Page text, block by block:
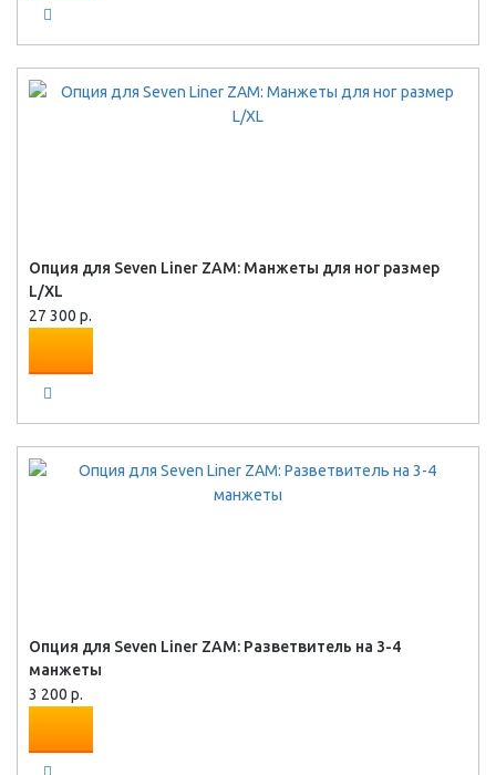
Опция для Seven Liner ZAM: Манжеты для ног размер
L/XL
27 300 р.
Опция для Seven Liner ZAM: Разветвитель на 3-4
манжеты
3 200 р.